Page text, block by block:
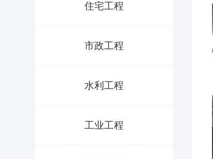
住宅工程
市政工程
水利工程
工业工程